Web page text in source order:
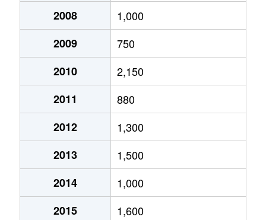
2008
1,000
2009
750
2010
2,150
2011
880
2012
1,300
2013
1,500
2014
1,000
2015
1,600